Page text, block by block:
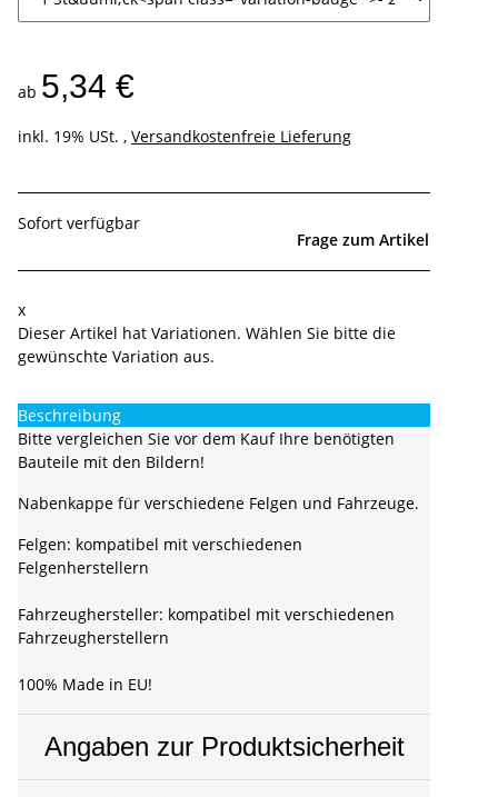
ab 5,34 €
inkl. 19% USt. , Versandkostenfreie Lieferung
Sofort verfügbar
Frage zum Artikel
x
Dieser Artikel hat Variationen. Wählen Sie bitte die
gewünschte Variation aus.
Beschreibung
Bitte vergleichen Sie vor dem Kauf Ihre benötigten
Bauteile mit den Bildern!
Nabenkappe für verschiedene Felgen und Fahrzeuge.
Felgen: kompatibel mit verschiedenen
Felgenherstellern
Fahrzeughersteller: kompatibel mit verschiedenen
Fahrzeugherstellern
100% Made in EU!
Angaben zur Produktsicherheit